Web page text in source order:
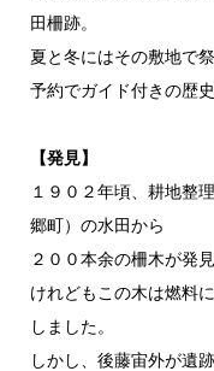
田柵跡。
夏と冬にはその敷地で
予約でガイド付きの歴
【発見】
１９０２年頃、耕地整
郷町）の水田から
２００本余の柵木が発
けれどもこの木は燃料
しました。
しかし、後藤宙外が遺